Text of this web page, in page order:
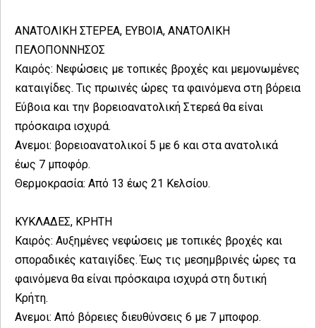
ΑΝΑΤΟΛΙΚΗ ΣΤΕΡΕΑ, ΕΥΒΟΙΑ, ΑΝΑΤΟΛΙΚΗ
ΠΕΛΟΠΟΝΝΗΣΟΣ
Καιρός: Νεφώσεις με τοπικές βροχές και μεμονωμένες
καταιγίδες. Τις πρωινές ώρες τα φαινόμενα στη βόρεια
Εύβοια και την βορειοανατολική Στερεά θα είναι
πρόσκαιρα ισχυρά.
Ανεμοι: βορειοανατολικοί 5 με 6 και στα ανατολικά
έως 7 μποφόρ.
Θερμοκρασία: Από 13 έως 21 Κελσίου.
ΚΥΚΛΑΔΕΣ, ΚΡΗΤΗ
Καιρός: Αυξημένες νεφώσεις με τοπικές βροχές και
σποραδικές καταιγίδες. Έως τις μεσημβρινές ώρες τα
φαινόμενα θα είναι πρόσκαιρα ισχυρά στη δυτική
Κρήτη.
Ανεμοι: Από βόρειες διευθύνσεις 6 με 7 μποφορ.